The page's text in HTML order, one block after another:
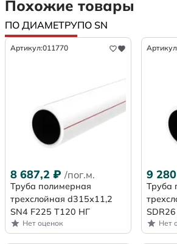
Похожие товары
ПО ДИАМЕТРУПО SN
Артикул:011770
8 687,2 ₽ /пог.м.
Труба полимерная
трехслойная d315х11,2
SN4 F225 Т120 НГ
Нет оценок
9 280
Труба
Нет